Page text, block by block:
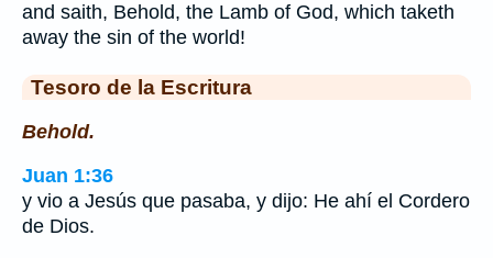
and saith, Behold, the Lamb of God, which taketh
away the sin of the world!
Tesoro de la Escritura
Behold.
Juan 1:36
y vio a Jesús que pasaba, y dijo: He ahí el Cordero
de Dios.